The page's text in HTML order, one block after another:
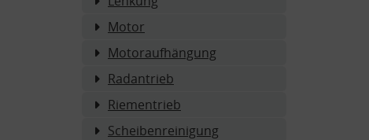
Motor
Motoraufhängung
Radantrieb
Riementrieb
Scheibenreinigung